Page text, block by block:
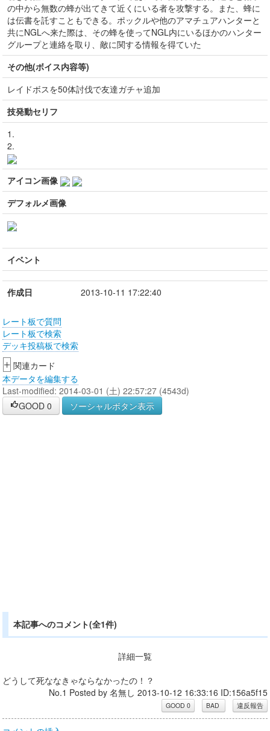
の中から無数の蜂が出てきて近くにいる者を攻撃する。また、蜂に
は伝書を託すこともできる。ポックルや他のアマチュアハンターと
共にNGLへ来た際は、その蜂を使ってNGL内にいるほかのハンター
グループと連絡を取り、敵に関する情報を得ていた
その他(ボイス内容等)
レイドボスを50体討伐で友達ガチャ追加
技発動セリフ
1.
2.
アイコン画像
デフォルメ画像
イベント
作成日 2013-10-11 17:22:40
レート板で質問
レート板で検索
デッキ投稿板で検索
+ 関連カード
本データを編集する
Last-modified: 2014-03-01 (土) 22:57:27 (4543d)
GOOD 0 ソーシャルボタン表示
本記事へのコメント(全1件)
詳細一覧
どうして死ななきゃならなかったの！？
No.1 Posted by 名無し 2013-10-12 16:33:16 ID:156a5f15